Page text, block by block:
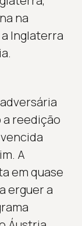
na
Inglaterra
a reedição
A
em quase
erguer a